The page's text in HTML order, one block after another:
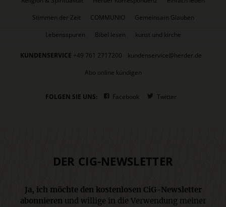
Stimmen der Zeit
COMMUNIO
Gemeinsam Glauben
Lebensspuren
Bibel lesen kunst und kirche
KUNDENSERVICE +49 761 2717200
kundenservice@herder.de
Abo online kündigen
FOLGEN SIE UNS: Facebook Twitter
DER CIG-NEWSLETTER
Ja, ich möchte den kostenlosen CiG-Newsletter
abonnierenund willige in die Verwendung meiner